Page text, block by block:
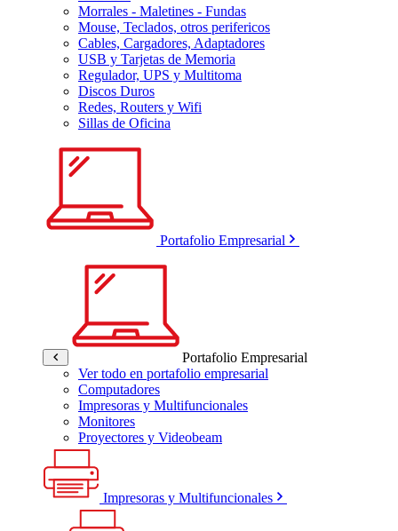
Morrales - Maletines - Fundas
Mouse, Teclados, otros perifericos
Cables, Cargadores, Adaptadores
USB y Tarjetas de Memoria
Regulador, UPS y Multitoma
Discos Duros
Redes, Routers y Wifi
Sillas de Oficina
Portafolio Empresarial
Portafolio Empresarial
Ver todo en portafolio empresarial
Computadores
Impresoras y Multifuncionales
Monitores
Proyectores y Videobeam
Impresoras y Multifuncionales